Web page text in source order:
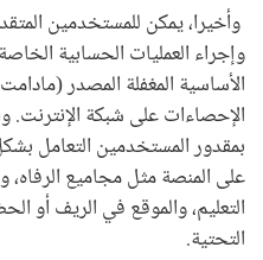
وأخيرا، يمكن للمستخدمين
وإجراء العمليات الحسابية
الأساسية المغفلة المصدر
الإحصاءات على شبكة
بمقدور المستخدمين التعامل
على المنصة مثل مجاميع
التعليم، والموقع في الريف أو
التحتية.